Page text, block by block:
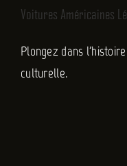
Voitures Américaines
Plongez dans
culturelle.